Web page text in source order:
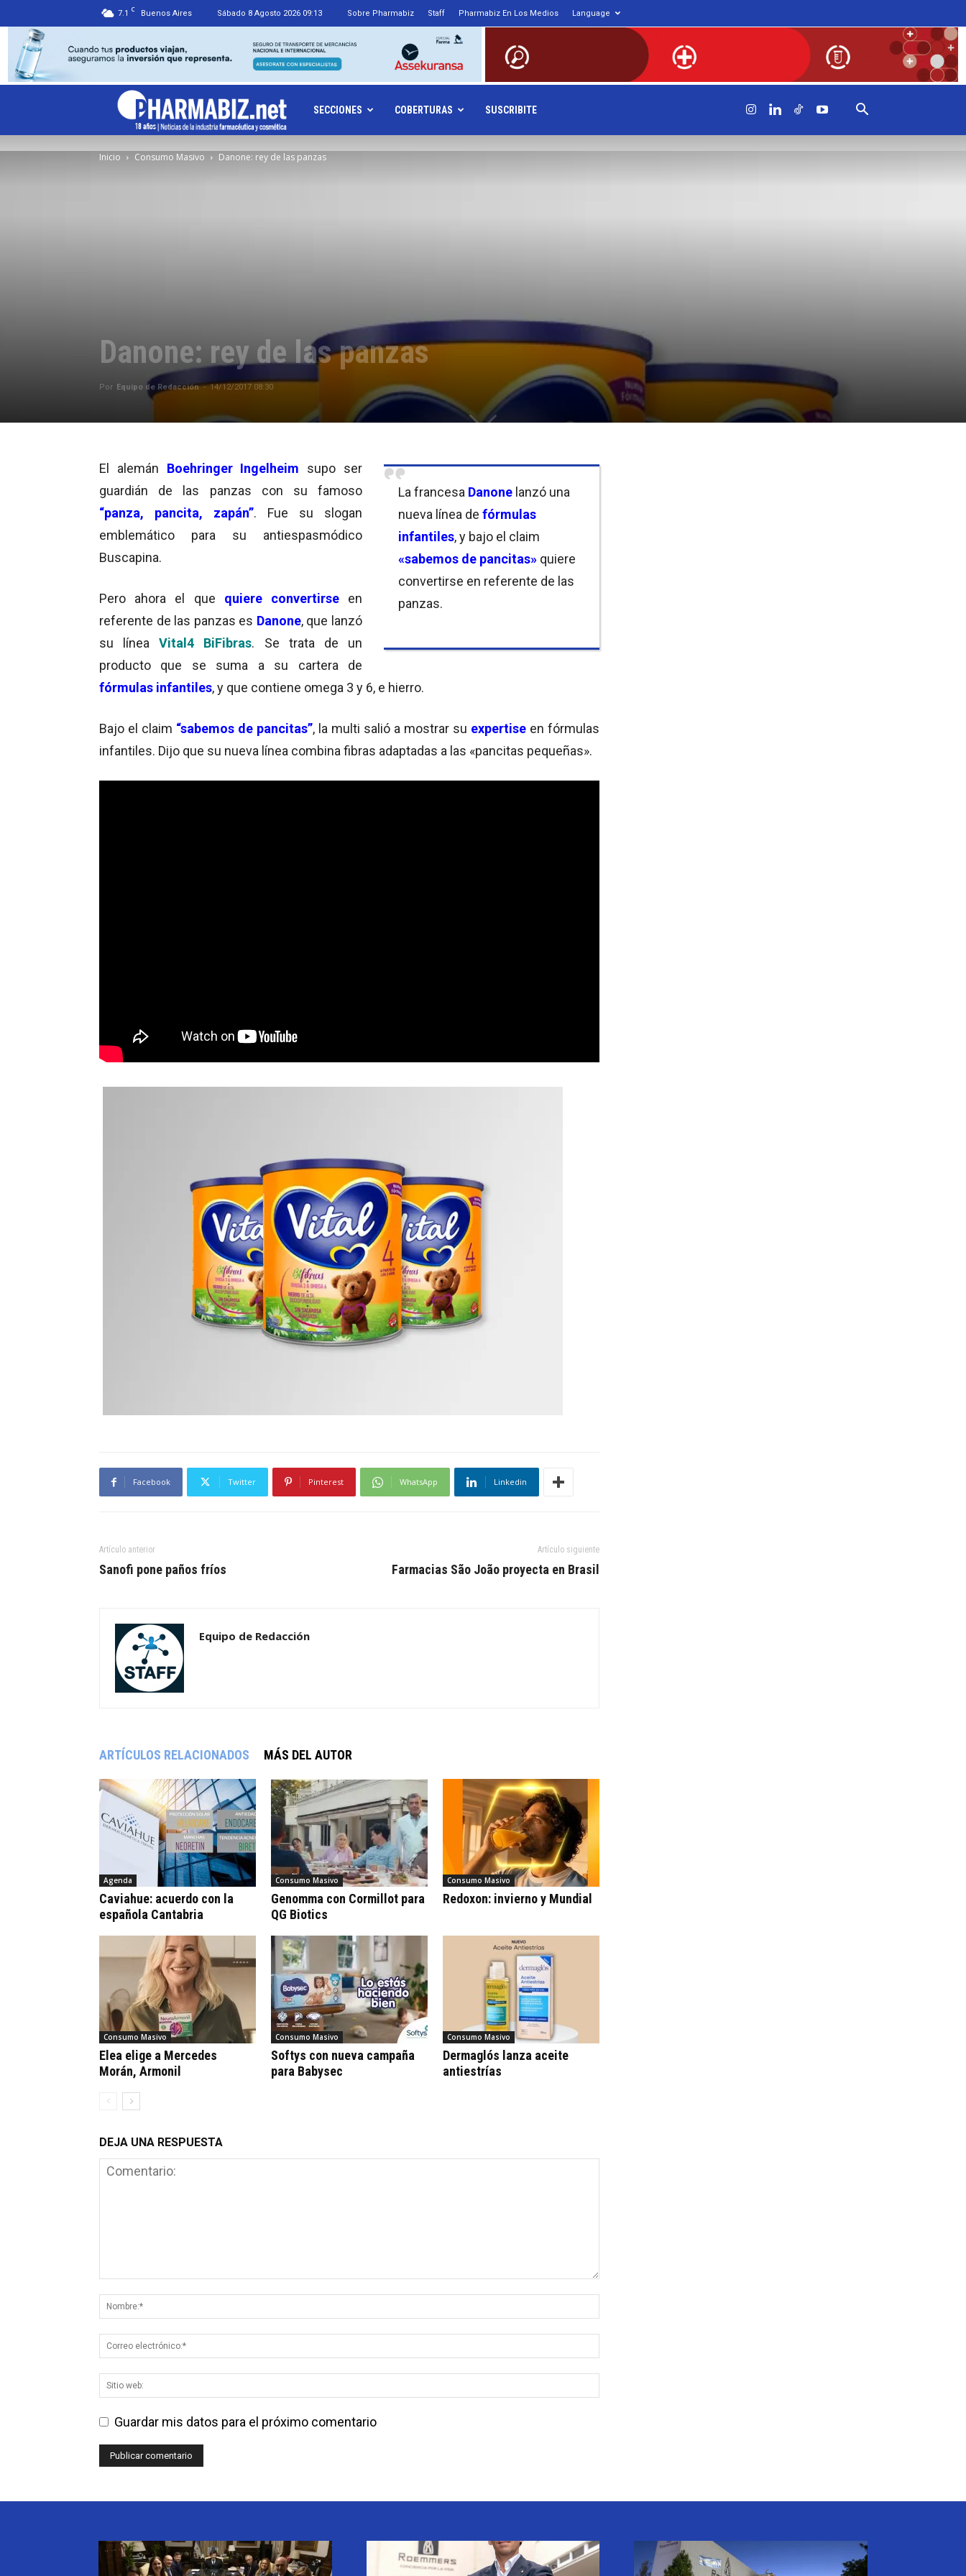
7.1 C Buenos Aires Sábado 8 Agosto 2026 09:13 Sobre Pharmabiz Staff Pharmabiz En Los Medios Language
Pharmabiz.NET
SECCIONES COBERTURAS SUSCRIBITE
Inicio Consumo Masivo Danone: rey de las panzas
Danone: rey de las panzas
Por Equipo de Redacción - 14/12/2017 08:30
La francesa Danone lanzó una
nueva línea de fórmulas
infantiles, y bajo el claim
«sabemos de pancitas» quiere
convertirse en referente de las
panzas.
El alemán Boehringer Ingelheim supo ser
guardián de las panzas con su famoso
“panza, pancita, zapán”. Fue su slogan
emblemático para su antiespasmódico
Buscapina.
Pero ahora el que quiere convertirseen
referente de las panzas es Danone, que lanzó
su líneaVital4 BiFibras. Se trata de un
producto que se suma a su cartera de
fórmulas infantiles, y que contiene omega 3 y 6, e hierro.
Bajo el claim “sabemos de pancitas”, la multi salió a mostrar su expertise en fórmulas
infantiles. Dijo que su nueva línea combina fibras adaptadas a las «pancitas pequeñas».
Facebook Twitter Pinterest WhatsApp Linkedin
Artículo anterior
Sanofi pone paños fríos
Artículo siguiente
Farmacias São João proyecta en Brasil
Equipo de Redacción
ARTÍCULOS RELACIONADOS MÁS DEL AUTOR
Agenda
Caviahue: acuerdo con la
española Cantabria
Consumo Masivo
Genomma con Cormillot para
QG Biotics
Consumo Masivo
Redoxon: invierno y Mundial
Consumo Masivo
Elea elige a Mercedes
Morán, Armonil
Consumo Masivo
Softys con nueva campaña
para Babysec
Consumo Masivo
Dermaglós lanza aceite
antiestrías
DEJA UNA RESPUESTA
Guardar mis datos para el próximo comentario